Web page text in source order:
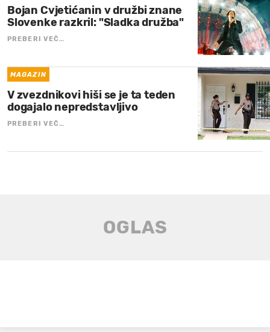
Bojan Cvjetićanin v družbi znane
Slovenke razkril: "Sladka družba"
PREBERI VEČ…
MAGAZIN
V zvezdnikovi hiši se je ta teden
dogajalo nepredstavljivo
PREBERI VEČ…